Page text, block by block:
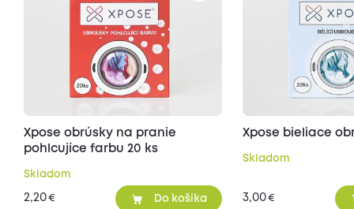
Xpose obrúsky na pranie
pohlcujíce farbu 20 ks
Skladom
2,20€ Do košíka
Xpose bieliace
Skladom
3,00€